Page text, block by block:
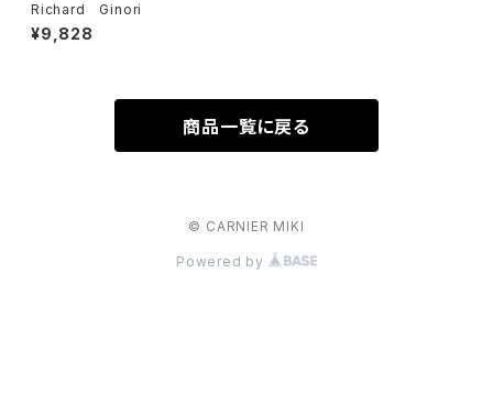
Richard Ginori
¥9,828
商品一覧に戻る
© CARNIER MIKI
Powered by